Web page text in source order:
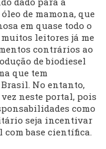
de mamona, que
em quase todo o
leitores já me
contrários ao
de biodiesel
que tem
No entanto,
neste portal, pois
como
seja incentivar
com base científica.